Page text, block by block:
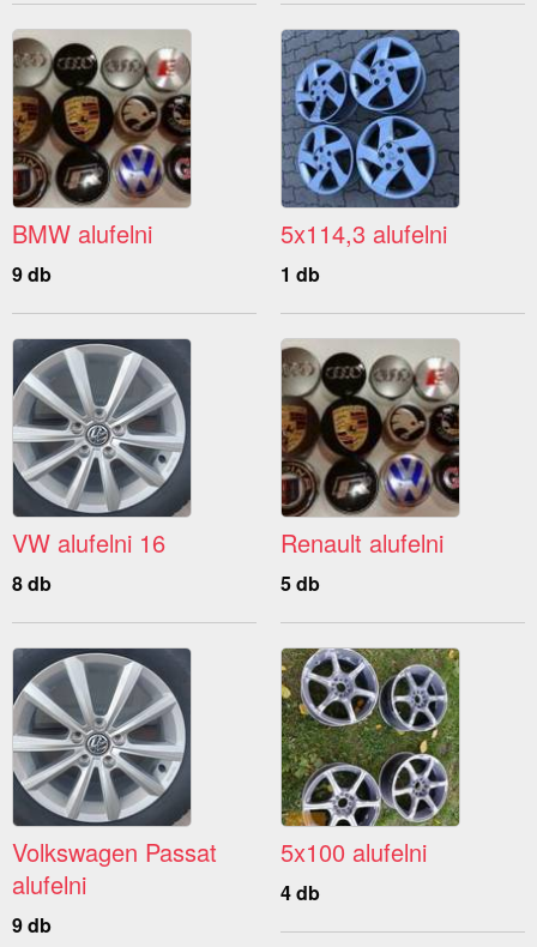
BMW alufelni
9 db
5x114,3 alufelni
1 db
VW alufelni 16
8 db
Renault alufelni
5 db
Volkswagen Passat
alufelni
9 db
5x100 alufelni
4 db